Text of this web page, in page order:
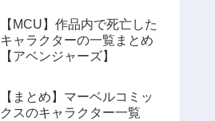
【MCU】作品内で死亡した
キャラクターの一覧まとめ
【アベンジャーズ】
【まとめ】マーベルコミッ
クスのキャラクター一覧